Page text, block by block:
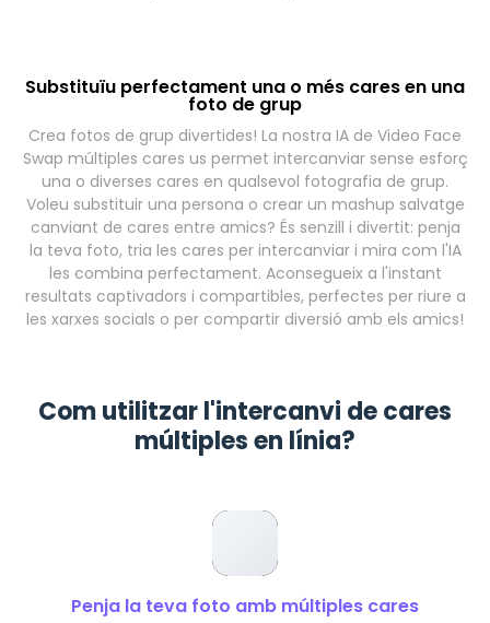
Substituïu perfectament una o més cares en una
foto de grup
Crea fotos de grup divertides! La nostra IA de Video Face
Swap múltiples cares us permet intercanviar sense esforç
una o diverses cares en qualsevol fotografia de grup.
Voleu substituir una persona o crear un mashup salvatge
canviant de cares entre amics? És senzill i divertit: penja
la teva foto, tria les cares per intercanviar i mira com l'IA
les combina perfectament. Aconsegueix a l'instant
resultats captivadors i compartibles, perfectes per riure a
les xarxes socials o per compartir diversió amb els amics!
Com utilitzar l'intercanvi de cares
múltiples en línia?
Penja la teva foto amb múltiples cares